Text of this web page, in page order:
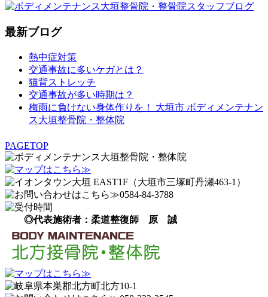
最新ブログ
熱中症対策
交通事故に多いケガとは？
猫背ストレッチ
交通事故が多い時期は？
梅雨に負けない身体作りを！ 大垣市 ボディメンテナン
ス大垣整骨院・整体院
PAGETOP
◎代表施術者：柔道整復師 原 誠